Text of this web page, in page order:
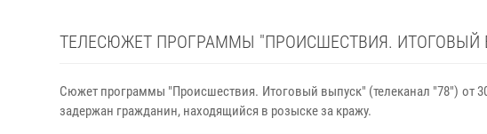
ТЕЛЕСЮЖЕТ ПРОГРАММЫ "ПРОИСШЕСТВИЯ. ИТОГОВЫЙ
Сюжет программы "Происшествия. Итоговый выпуск" (телеканал "78") от
задержан гражданин, находящийся в розыске за кражу.